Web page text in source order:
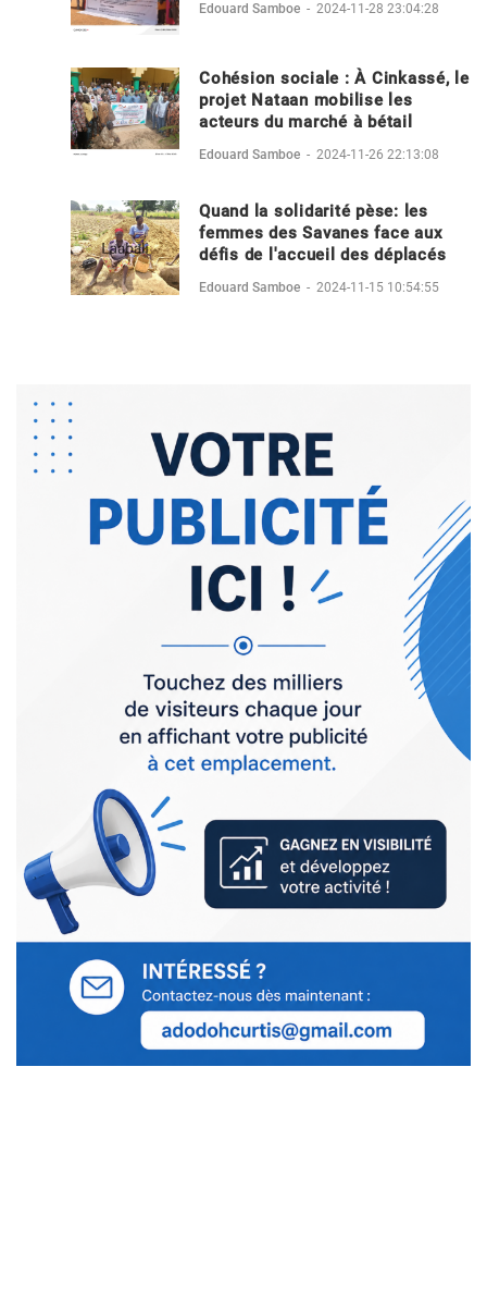
Edouard Samboe - 2024-11-28 23:04:28
Cohésion sociale : À Cinkassé, le
projet Nataan mobilise les
acteurs du marché à bétail
Edouard Samboe - 2024-11-26 22:13:08
Quand la solidarité pèse: les
femmes des Savanes face aux
défis de l'accueil des déplacés
Edouard Samboe - 2024-11-15 10:54:55